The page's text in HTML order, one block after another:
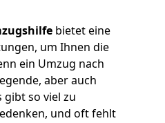
bietet eine
um Ihnen die
ein Umzug nach
aber auch
gibt so viel zu
und oft fehlt